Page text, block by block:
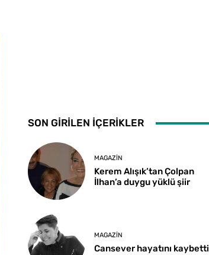
SON GİRİLEN İÇERİKLER
MAGAZIN
Kerem Alışık’tan Çolpan
İlhan’a duygu yüklü şiir
MAGAZIN
Cansever hayatını kaybetti